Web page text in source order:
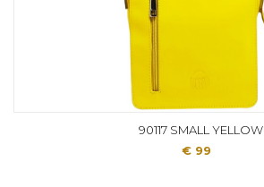
90117 SMALL YELLOW
€ 99